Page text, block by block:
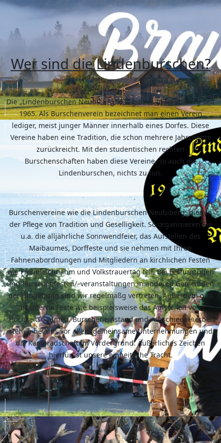
Wer sind die Lindenburschen?
Die „Lindenburschen Neubiberg“ e.V. gibt es in Neubiberg seit
1965. Als Burschenverein bezeichnet man einen Verein
lediger, meist junger Männer innerhalb eines Dorfes. Diese
Vereine haben eine Tradition, die schon mehrere Jahrzehnte
zurückreicht. Mit den studentischen rechten
Burschenschaften haben diese Vereine, so auch die
Lindenburschen, nichts zu tun.
Burschenvereine wie die Lindenburschen Neubiberg, dienen
der Pflege von Tradition und Geselligkeit. So organisieren Sie
u.a. die alljährliche Sonnwendfeier, das Aufstellen des
Maibaumes, Dorffeste und sie nehmen mit Ihren
Fahnenabordnungen und Mitgliedern an kirchlichen Festen
wie Frohnleichnahm und Volkstrauertag teil. Bei Festumzügen
und Burschenfesten/–veranstaltungen in anderen Gemeinden
der Umgebung sind wir regelmäßg vertreten. Außerdem gibt
es interne Feste wie beispielsweise das Aufstellen von
Hochzeitsbäumen, Burscheneinstand und –abschied. Hierbei
stehen bei uns vor allem gemeinsame Unternehmungen und
die Kameradschaft im Vordergrund. Äußerliches Zeichen
hierfür ist unsere einheitliche Tracht.